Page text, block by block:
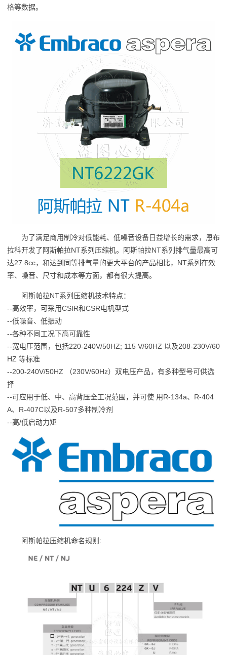
格等数据。
为了满足商用制冷对低能耗、低噪音设备日益增长的需求，恩布
拉科开发了阿斯帕拉NT系列压缩机。阿斯帕拉NT系列排气量最高可
达27.8cc，和达到同等排气量的更大平台的产品相比，NT系列在效
率、噪音、尺寸和成本等方面，都有很大提高。
阿斯帕拉NT系列压缩机技术特点：
--高效率，可采用CSIR和CSR电机型式
--低噪音、低振动
--各种不同工况下高可靠性
--宽电压范围，包括220-240V/50HZ; 115 V/60HZ 以及208-230V/60
HZ 等标准
--200-240V/50HZ （230V/60Hz）双电压产品，有多种型号可供选
择
--可应用于低、中、高背压全工况范围，并可使 用R-134a、R-404
A、R-407C以及R-507多种制冷剂
--高/低启动力矩
阿斯帕拉压缩机命名规则: